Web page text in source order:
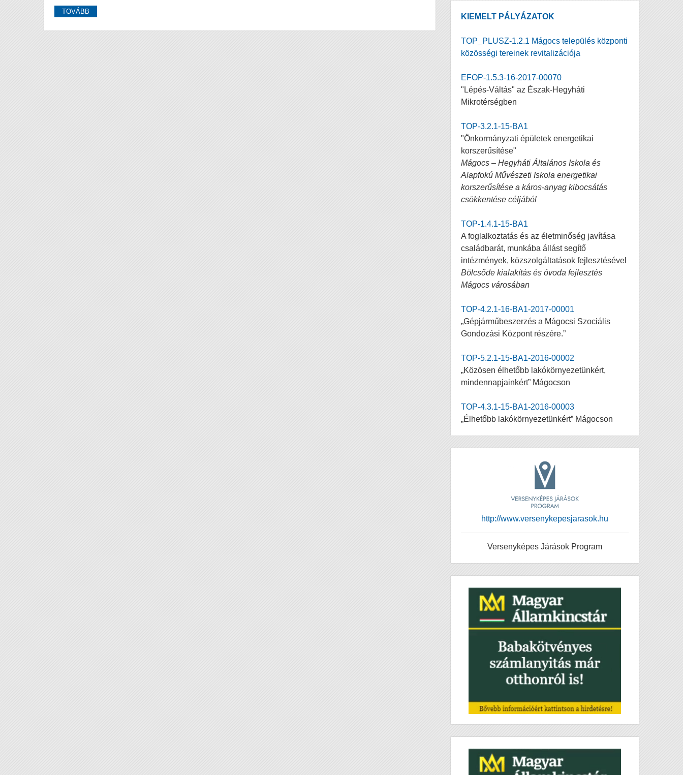
TOVÁBB
KIEMELT PÁLYÁZATOK
TOP_PLUSZ-1.2.1 Mágocs település központi
közösségi tereinek revitalizációja
EFOP-1.5.3-16-2017-00070
"Lépés-Váltás" az Észak-Hegyháti
Mikrotérségben
TOP-3.2.1-15-BA1
"Önkormányzati épületek energetikai
korszerűsítése"
Mágocs – Hegyháti Általános Iskola és
Alapfokú Művészeti Iskola energetikai
korszerűsítése a káros-anyag kibocsátás
csökkentése céljából
TOP-1.4.1-15-BA1
A foglalkoztatás és az életminőség javítása
családbarát, munkába állást segítő
intézmények, közszolgáltatások fejlesztésével
Bölcsőde kialakítás és óvoda fejlesztés
Mágocs városában
TOP-4.2.1-16-BA1-2017-00001
„Gépjárműbeszerzés a Mágocsi Szociális
Gondozási Központ részére.”
TOP-5.2.1-15-BA1-2016-00002
„Közösen élhetőbb lakókörnyezetünkért,
mindennapjainkért” Mágocson
TOP-4.3.1-15-BA1-2016-00003
„Élhetőbb lakókörnyezetünkért” Mágocson
http://www.versenykepesjarasok.hu
Versenyképes Járások Program